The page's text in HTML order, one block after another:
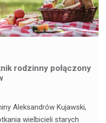
rodzinny połączony
Aleksandrów Kujawski,
wielbicieli starych